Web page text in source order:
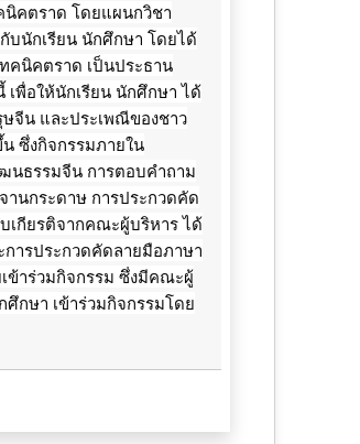
นิคตราด โดยแผนกวิชา
บนักเรียน นักศึกษา โดยได้
คนิคตราด เป็นประธาน
เพื่อให้นักเรียน นักศึกษา ได้
จีน และประเพณีของชาว
ซึ่งกิจกรรมภายใน
นธรรมจีน การตอบคำถาม
านกระดาษ การประกวดคัด
เกียรติจากคณะผู้บริหาร ได้
ารประกวดคัดลายมือภาษา
ข้าร่วมกิจกรรม ซึ่งมีคณะผู้
กษา เข้าร่วมกิจกรรมโดย